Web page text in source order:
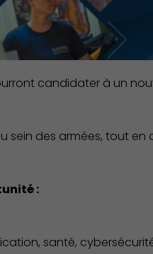
candidater à un
sein des armées, tout
:
santé,